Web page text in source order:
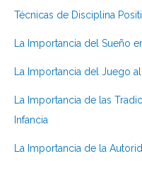
Técnicas de Disciplina
La Importancia del Sueño
La Importancia del Juego
La Importancia de las
Infancia
La Importancia de la